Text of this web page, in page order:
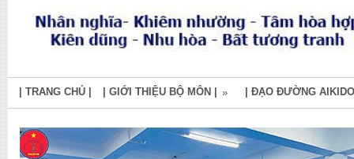
| TRANG CHỦ | | GIỚI THIỆU BỘ MÔN | » | ĐẠO ĐƯỜNG